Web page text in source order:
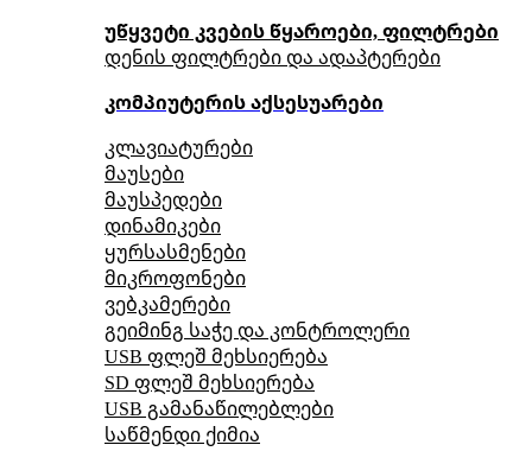
უწყვეტი კვების წყაროები, ფილტრები
დენის ფილტრები და ადაპტერები
კომპიუტერის აქსესუარები
კლავიატურები
მაუსები
მაუსპედები
დინამიკები
ყურსასმენები
მიკროფონები
ვებკამერები
გეიმინგ საჭე და კონტროლერი
USB ფლეშ მეხსიერება
SD ფლეშ მეხსიერება
USB გამანაწილებლები
საწმენდი ქიმია